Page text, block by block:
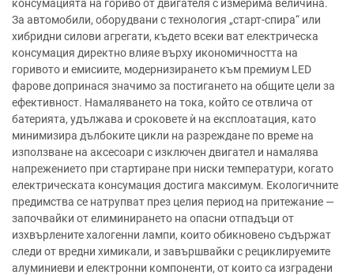
консумацията на гориво от двигателя с измерима величина.
За автомобили, оборудвани с технология „старт-спира“ или
хибридни силови агрегати, където всеки ват електрическа
консумация директно влияе върху икономичността на
горивото и емисиите, модернизирането към премиум LED
фарове допринася значимо за постигането на общите цели за
ефективност. Намаляването на тока, който се отвлича от
батерията, удължава и сроковете ѝ на експлоатация, като
минимизира дълбоките цикли на разреждане по време на
използване на аксесоари с изключен двигател и намалява
напрежението при стартиране при ниски температури, когато
електрическата консумация достига максимум. Екологичните
предимства се натрупват през целия период на притежание —
започвайки от елиминирането на опасни отпадъци от
изхвърлените халогенни лампи, които обикновено съдържат
следи от вредни химикали, и завършвайки с рециклируемите
алуминиеви и електронни компоненти, от които са изградени